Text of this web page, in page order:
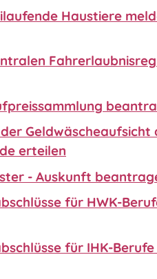
Haustiere
Geldwäscheaufsicht
erteilen
- Auskunft
für HWK-
für IHK-Berufe